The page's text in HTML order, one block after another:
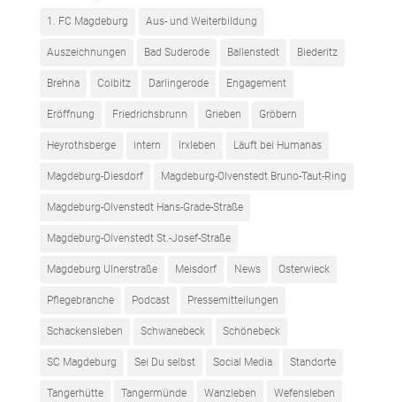
1. FC Magdeburg Aus- und Weiterbildung
Auszeichnungen Bad Suderode Ballenstedt Biederitz
Brehna Colbitz Darlingerode Engagement
Eröffnung Friedrichsbrunn Grieben Gröbern
Heyrothsberge intern Irxleben Läuft bei Humanas
Magdeburg-Diesdorf Magdeburg-Olvenstedt Bruno-Taut-Ring
Magdeburg-Olvenstedt Hans-Grade-Straße
Magdeburg-Olvenstedt St.-Josef-Straße
Magdeburg Ulnerstraße Meisdorf News Osterwieck
Pflegebranche Podcast Pressemitteilungen
Schackensleben Schwanebeck Schönebeck
SC Magdeburg Sei Du selbst Social Media Standorte
Tangerhütte Tangermünde Wanzleben Wefensleben